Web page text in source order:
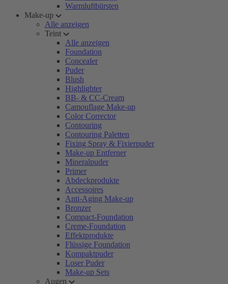
Warmluftbürsten
Make-up
Alle anzeigen
Teint
Alle anzeigen
Foundation
Concealer
Puder
Blush
Highlighter
BB- & CC-Cream
Camouflage Make-up
Color Corrector
Contouring
Contouring Paletten
Fixing Spray & Fixierpuder
Make-up Entferner
Mineralpuder
Primer
Abdeckprodukte
Accessoires
Anti-Aging Make-up
Bronzer
Compact-Foundation
Creme-Foundation
Effektprodukte
Flüssige Foundation
Kompaktpuder
Loser Puder
Make-up Sets
Augen